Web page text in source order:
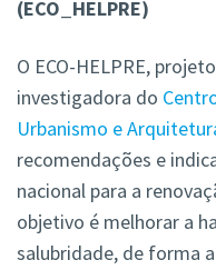
(ECO_HELPRE)
O ECO-HELPRE,
investigadora do
Urbanismo e
recomendações e
nacional para a
objetivo é melhorar a
salubridade, de forma